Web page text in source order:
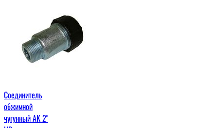
Соединитель
обжимной
чугунный AK 2"